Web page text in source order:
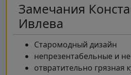
Замечания
Ивлева
Старомодный дизайн
непрезентабельные и
отвратительно грязная